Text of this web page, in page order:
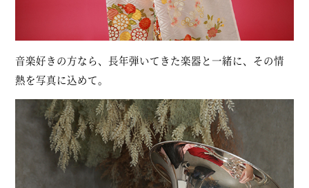
音楽好きの方なら、長年弾いてきた楽器と一緒に、その情
熱を写真に込めて。